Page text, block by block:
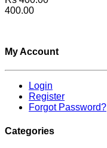
400.00
My Account
Login
Register
Forgot Password?
Categories